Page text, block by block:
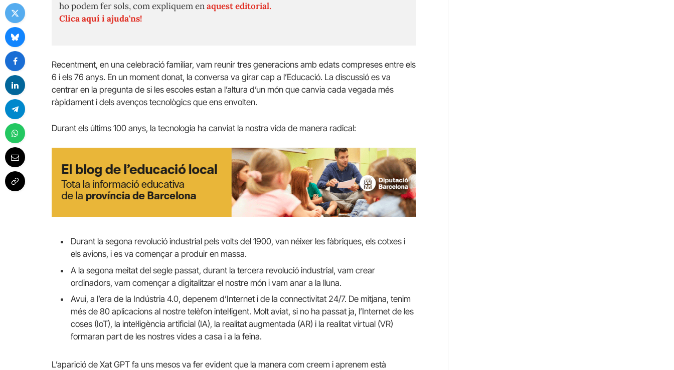
ho podem fer sols, com expliquem enaquest editorial.
Clica aquí i ajuda'ns!
Recentment, en una celebració familiar, vam reunir tres generacions amb edats compreses entre els
6 i els 76 anys. En un moment donat, la conversa va girar cap a l’Educació. La discussió es va
centrar en la pregunta de si les escoles estan a l’altura d’un món que canvia cada vegada més
ràpidament i dels avenços tecnològics que ens envolten.
Durant els últims 100 anys, la tecnologia ha canviat la nostra vida de manera radical:
Durant la segona revolució industrial pels volts del 1900, van néixer les fàbriques, els cotxes i
els avions, i es va començar a produir en massa.
A la segona meitat del segle passat, durant la tercera revolució industrial, vam crear
ordinadors, vam començar a digitalitzar el nostre món i vam anar a la lluna.
Avui, a l’era de la Indústria 4.0, depenem d’Internet i de la connectivitat 24/7. De mitjana, tenim
més de 80 aplicacions al nostre telèfon intel·ligent. Molt aviat, si no ha passat ja, l’Internet de les
coses (IoT), la intel·ligència artificial (IA), la realitat augmentada (AR) i la realitat virtual (VR)
formaran part de les nostres vides a casa i a la feina.
L’aparició de Xat GPT fa uns mesos va fer evident que la manera com creem i aprenem està